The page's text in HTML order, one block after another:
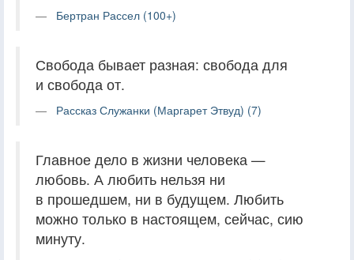
Бертран Рассел (100+)
Свобода бывает разная: свобода для
и свобода от.
Рассказ Служанки (Маргарет Этвуд) (7)
Главное дело в жизни человека —
любовь. А любить нельзя ни
в прошедшем, ни в будущем. Любить
можно только в настоящем, сейчас, сию
минуту.